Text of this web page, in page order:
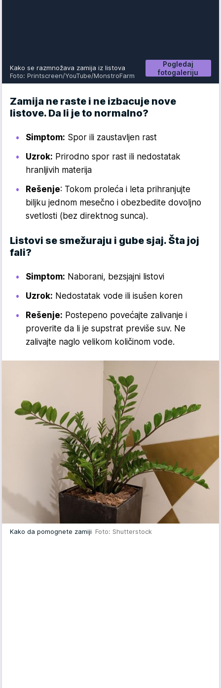
Pogledaj
fotogaleriju
Kako se razmnožava zamija iz listova
Foto: Printscreen/YouTube/MonstroFarm
Zamija ne raste i ne izbacuje nove
listove. Da li je to normalno?
Simptom: Spor ili zaustavljen rast
Uzrok: Prirodno spor rast ili nedostatak
hranljivih materija
Rešenje: Tokom proleća i leta prihranjujte
biljku jednom mesečno i obezbedite dovoljno
svetlosti (bez direktnog sunca).
Listovi se smežuraju i gube sjaj. Šta joj
fali?
Simptom: Naborani, bezsjajni listovi
Uzrok: Nedostatak vode ili isušen koren
Rešenje: Postepeno povećajte zalivanje i
proverite da li je supstrat previše suv. Ne
zalivajte naglo velikom količinom vode.
Kako da pomognete zamiji Foto: Shutterstock